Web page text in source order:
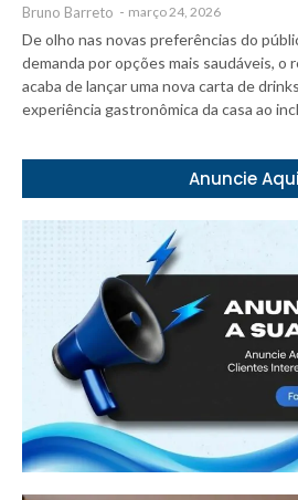
Bruno Barreto - março 24, 2026
De olho nas novas preferências do
demanda por opções mais saudáveis, o
acaba de lançar uma nova carta de
experiência gastronômica da casa ao
Anuncie